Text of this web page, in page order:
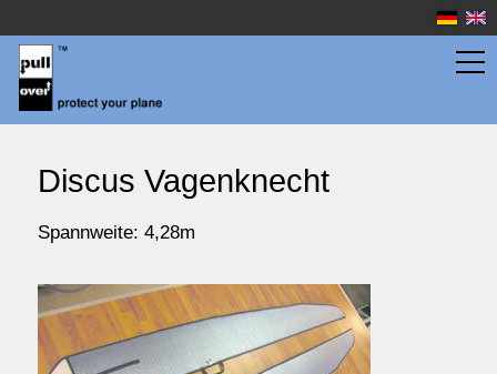
Flächentaschen
Rumpftaschen
Wassersport
Discus Vagenknecht
Spannweite: 4,28m